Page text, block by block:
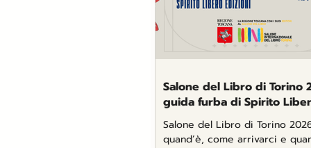
Salone del Libro di Torino
guida furba di Spirito
Salone del Libro di Torino
quand’è, come arrivarci e